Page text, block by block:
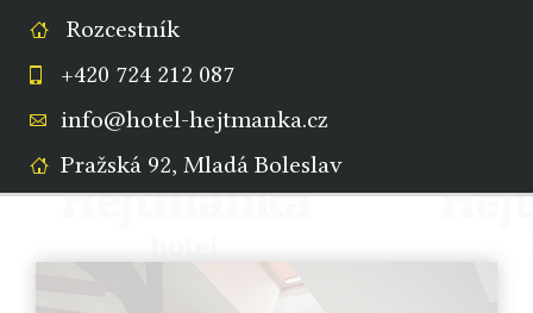
Rozcestník
+420 724 212 087
info@hotel-hejtmanka.cz
Pražská 92, Mladá Boleslav